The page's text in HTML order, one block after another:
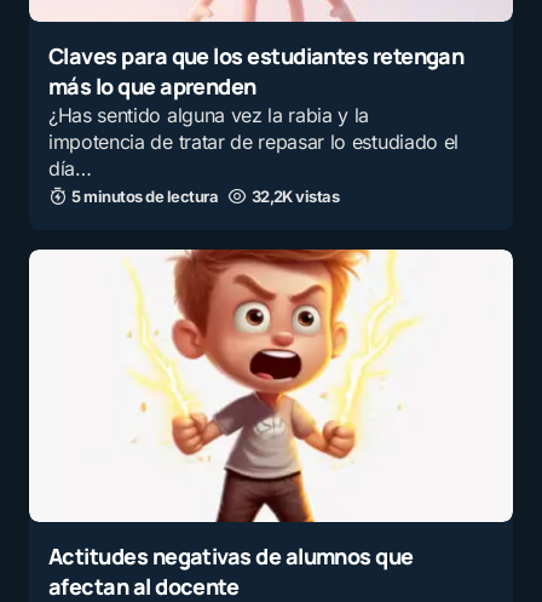
Claves para que los estudiantes retengan
más lo que aprenden
¿Has sentido alguna vez la rabia y la
impotencia de tratar de repasar lo estudiado el
día…
5 minutos de lectura 32,2K vistas
Actitudes negativas de alumnos que
afectan al docente